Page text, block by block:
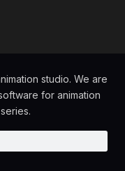
studio. We are
for animation